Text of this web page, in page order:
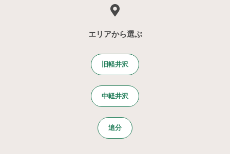
エリアから選ぶ
旧軽井沢
中軽井沢
追分